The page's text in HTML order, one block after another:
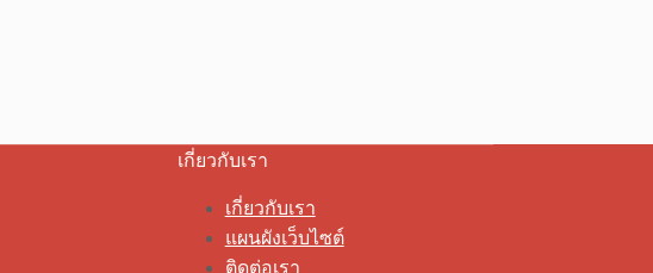
เกี่ยวกับเรา
เกี่ยวกับเรา
แผนผังเว็บไซต์
ติดต่อเรา